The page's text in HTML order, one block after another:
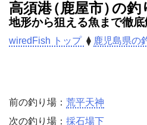
高須港（鹿屋市） の釣
地形から狙える魚まで徹
wiredFish トップ ⧫ 鹿児島県の
前の釣り場： 荒平天神
次の釣り場： 採石場下